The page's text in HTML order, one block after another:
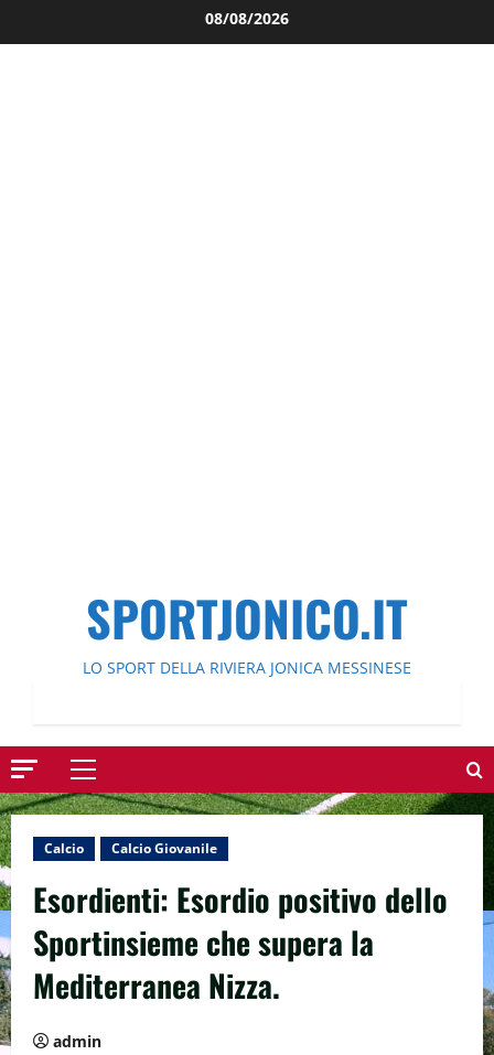
al
08/08/2026
SPORTJONICO.IT
LO SPORT DELLA RIVIERA JONICA MESSINESE
Menu
principale
Calcio Calcio Giovanile
Esordienti: Esordio positivo dello
Sportinsieme che supera la
Mediterranea Nizza.
admin